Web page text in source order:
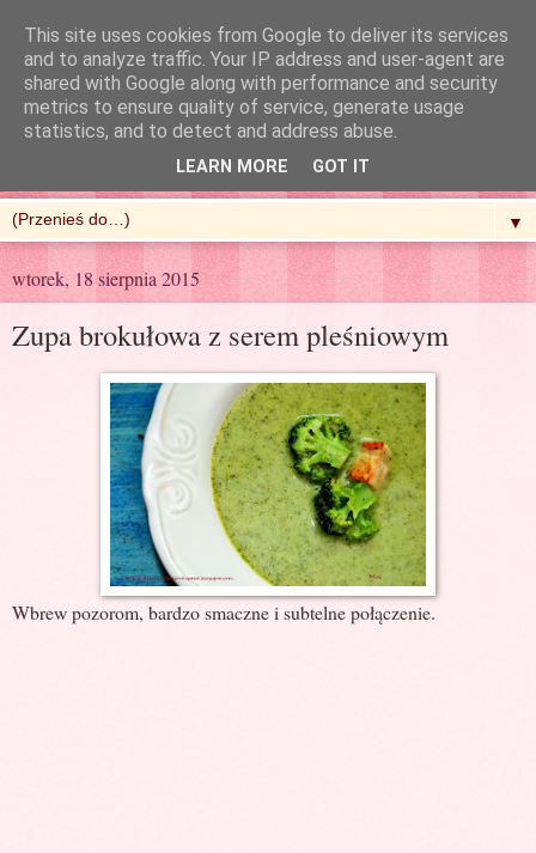
R'n'G Kitchen
▼
wtorek, 18 sierpnia 2015
Zupa brokułowa z serem pleśniowym
Wbrew pozorom, bardzo smaczne i subtelne połączenie.
This site uses cookies from Google to deliver its services
and to analyze traffic. Your IP address and user-agent are
shared with Google along with performance and security
metrics to ensure quality of service, generate usage
statistics, and to detect and address abuse.
LEARN MORE GOT IT